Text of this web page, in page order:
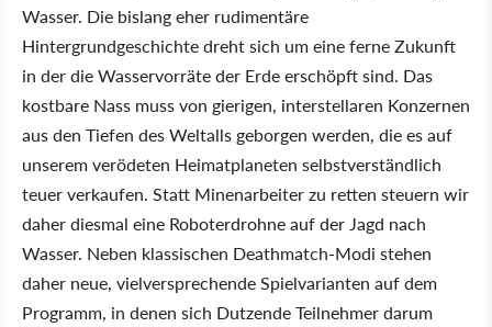
Wasser. Die bislang eher rudimentäre
Hintergrundgeschichte dreht sich um eine ferne Zukunft
in der die Wasservorräte der Erde erschöpft sind. Das
kostbare Nass muss von gierigen, interstellaren Konzernen
aus den Tiefen des Weltalls geborgen werden, die es auf
unserem verödeten Heimatplaneten selbstverständlich
teuer verkaufen. Statt Minenarbeiter zu retten steuern wir
daher diesmal eine Roboterdrohne auf der Jagd nach
Wasser. Neben klassischen Deathmatch-Modi stehen
daher neue, vielversprechende Spielvarianten auf dem
Programm, in denen sich Dutzende Teilnehmer darum